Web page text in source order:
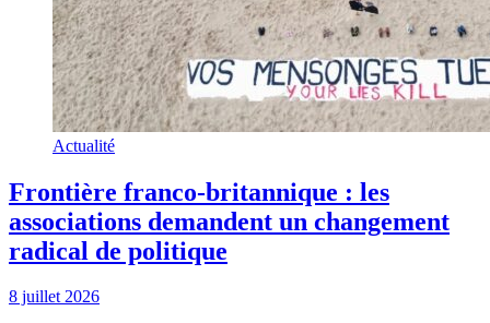
Actualité
Frontière franco-britannique : les
associations demandent un changement
radical de politique
8 juillet 2026